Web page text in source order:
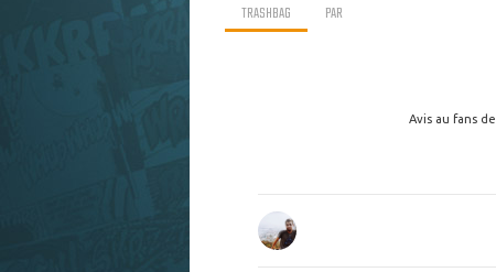
TRASHBAG PAR
Avis au fans de